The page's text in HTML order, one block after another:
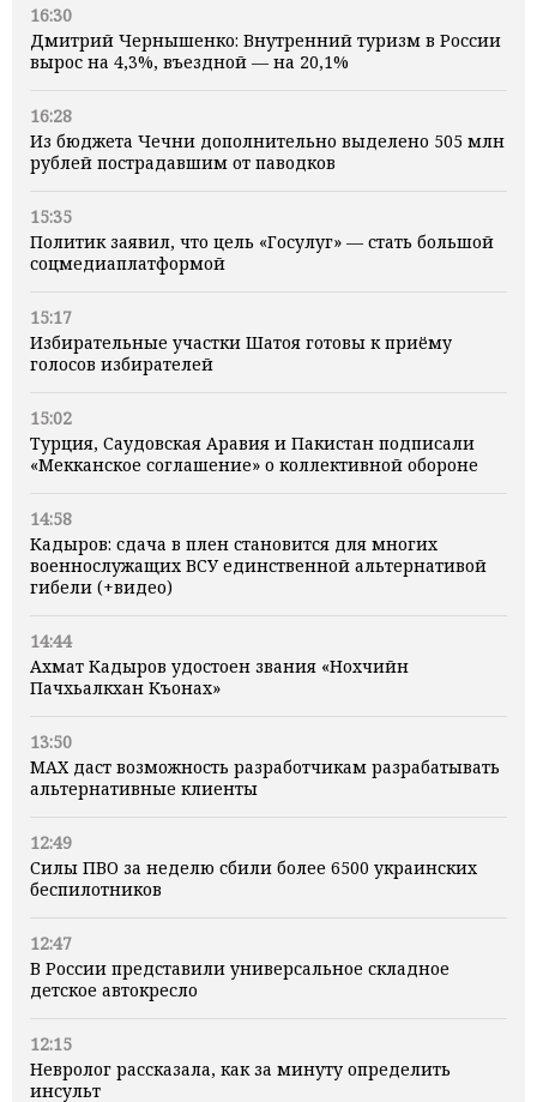
16:30
Дмитрий Чернышенко: Внутренний туризм в России
вырос на 4,3%, въездной — на 20,1%
16:28
Из бюджета Чечни дополнительно выделено 505 млн
рублей пострадавшим от паводков
15:35
Политик заявил, что цель «Госулуг» — стать большой
соцмедиаплатформой
15:17
Избирательные участки Шатоя готовы к приёму
голосов избирателей
15:02
Турция, Саудовская Аравия и Пакистан подписали
«Мекканское соглашение» о коллективной обороне
14:58
Кадыров: сдача в плен становится для многих
военнослужащих ВСУ единственной альтернативой
гибели (+видео)
14:44
Ахмат Кадыров удостоен звания «Нохчийн
Пачхьалкхан Къонах»
13:50
MAX даст возможность разработчикам разрабатывать
альтернативные клиенты
12:49
Силы ПВО за неделю сбили более 6500 украинских
беспилотников
12:47
В России представили универсальное складное
детское автокресло
12:15
Невролог рассказала, как за минуту определить
инсульт